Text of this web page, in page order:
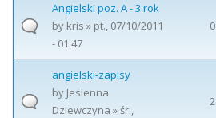
Angielski poz. A - 3 rok
by kris » pt., 07/10/2011
- 01:47
0
angielski-zapisy
by Jesienna
Dziewczyna » śr.,
2